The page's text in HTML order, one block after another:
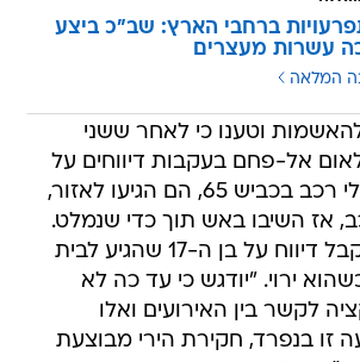
ברחבי הארץ: שב"כ ביצע
עשרות מעצרים
המלאה
וטענו כי לאחר ששני
אל-פחם בעקבות דיווחים על
יידויי אבנים על כלי רכב בכביש 65, הם הגיעו לאזור,
אז השיבו באש תוך כדי שנמלט.
מאוחר יותר התקבל דיווח על בן ה-17 שהגיע לבית
ירוי. "יודגש כי עד כה לא
לקשר בין האירועים ואלו
זו בנפרד, חקירת הירי מבוצעת